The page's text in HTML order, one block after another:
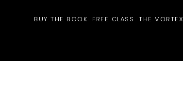
BUY THE BOOK FREE CLASS THE VORTEX